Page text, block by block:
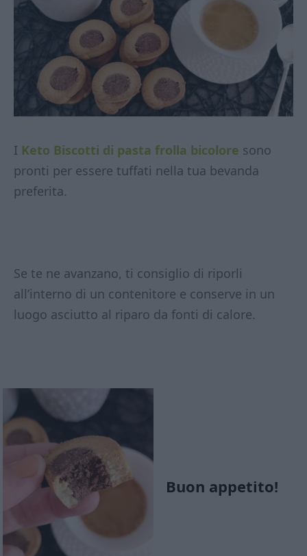
I Keto Biscotti di pasta frolla bicolore sono
pronti per essere tuffati nella tua bevanda
preferita.
Se te ne avanzano, ti consiglio di riporli
all’interno di un contenitore e conserve in un
luogo asciutto al riparo da fonti di calore.
Buon appetito!